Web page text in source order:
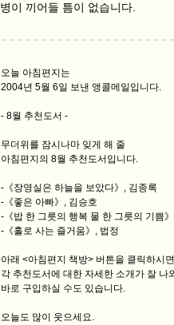
병이 끼어들 틈이 없습니다.
오늘 아침편지는
2004년 5월 6일 보낸 앵콜메일입니다.
- 8월 추천도서 -
무더위를 잠시나마 잊게 해 줄
아침편지의 8월 추천도서입니다.
-《장영실은 하늘을 보았다》, 김종록
-《좋은 아빠》, 김승호
-《밥 한 그릇의 행복 물 한 그릇의 기쁨
-《홀로 사는 즐거움》, 법정
아래 <아침편지 책방> 버튼을 클릭하시면
각 추천도서에 대한 자세한 소개가 잘 나
바로 구입하실 수도 있습니다.
오늘도 많이 웃으세요.